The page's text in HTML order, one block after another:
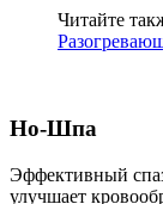
Читайте
Но-Шпа
Эффективный
улучшает